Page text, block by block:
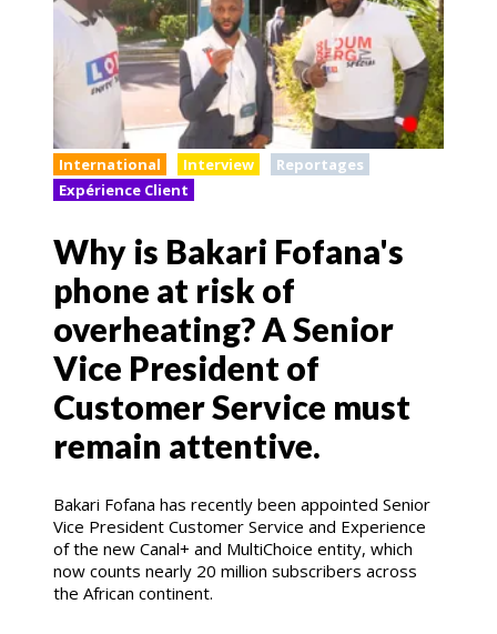
International Interview
Reportages
Expérience Client
Why is Bakari Fofana's
phone at risk of
overheating? A Senior
Vice President of
Customer Service must
remain attentive.
Bakari Fofana has recently been appointed Senior
Vice President Customer Service and Experience
of the new Canal+ and MultiChoice entity, which
now counts nearly 20 million subscribers across
the African continent.